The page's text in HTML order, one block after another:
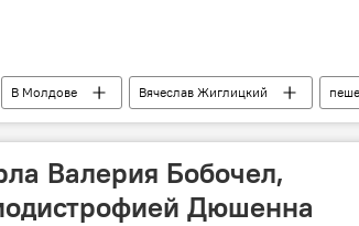
В Молдове Вячеслав Жиглицкий
Валерия Бобочел,
Дюшенна